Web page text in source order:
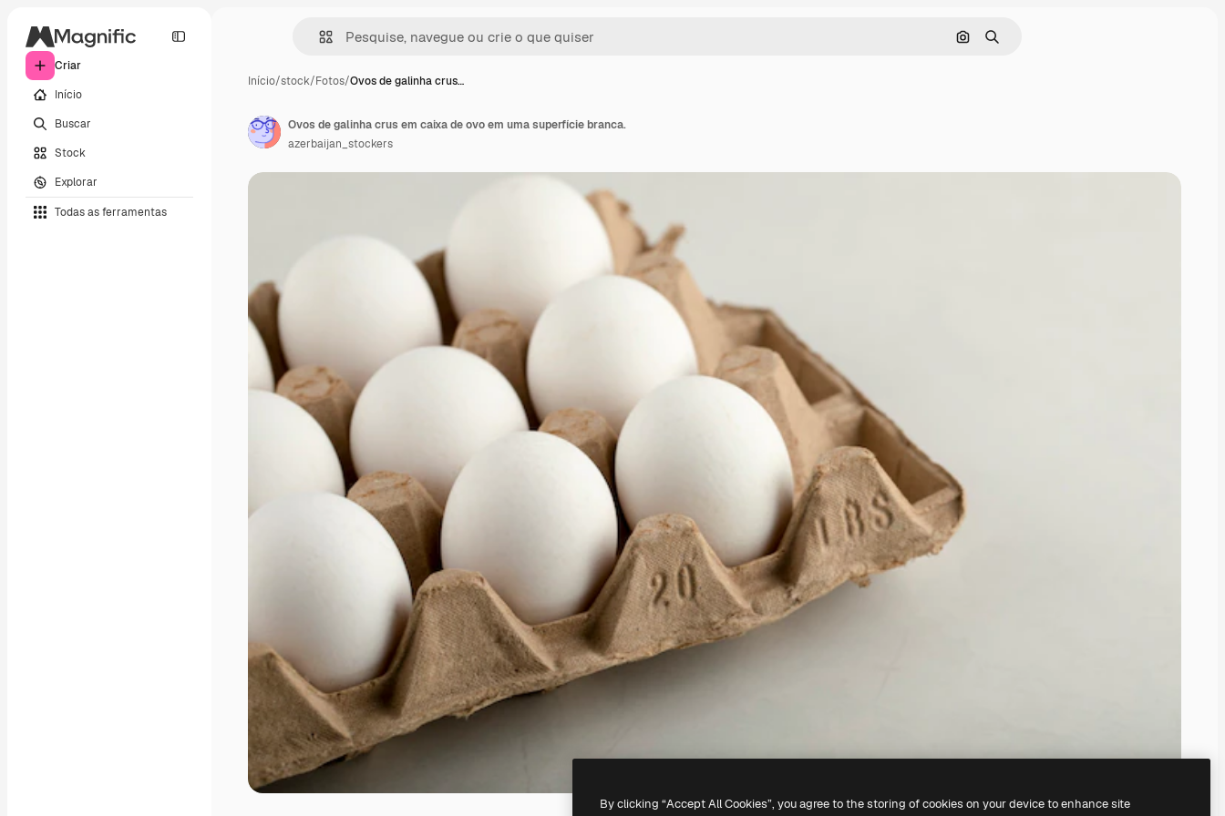
Criar
Início
Buscar
Stock
Explorar
Todas as ferramentas
Pesquisar por imagem
Buscar
Início/stock/Fotos/Ovos de galinha crus…
Ovos de galinha crus em caixa de ovo em uma superfície branca.
azerbaijan_stockers
By clicking “Accept All Cookies”, you agree to the storing of cookies on your device to enhance site